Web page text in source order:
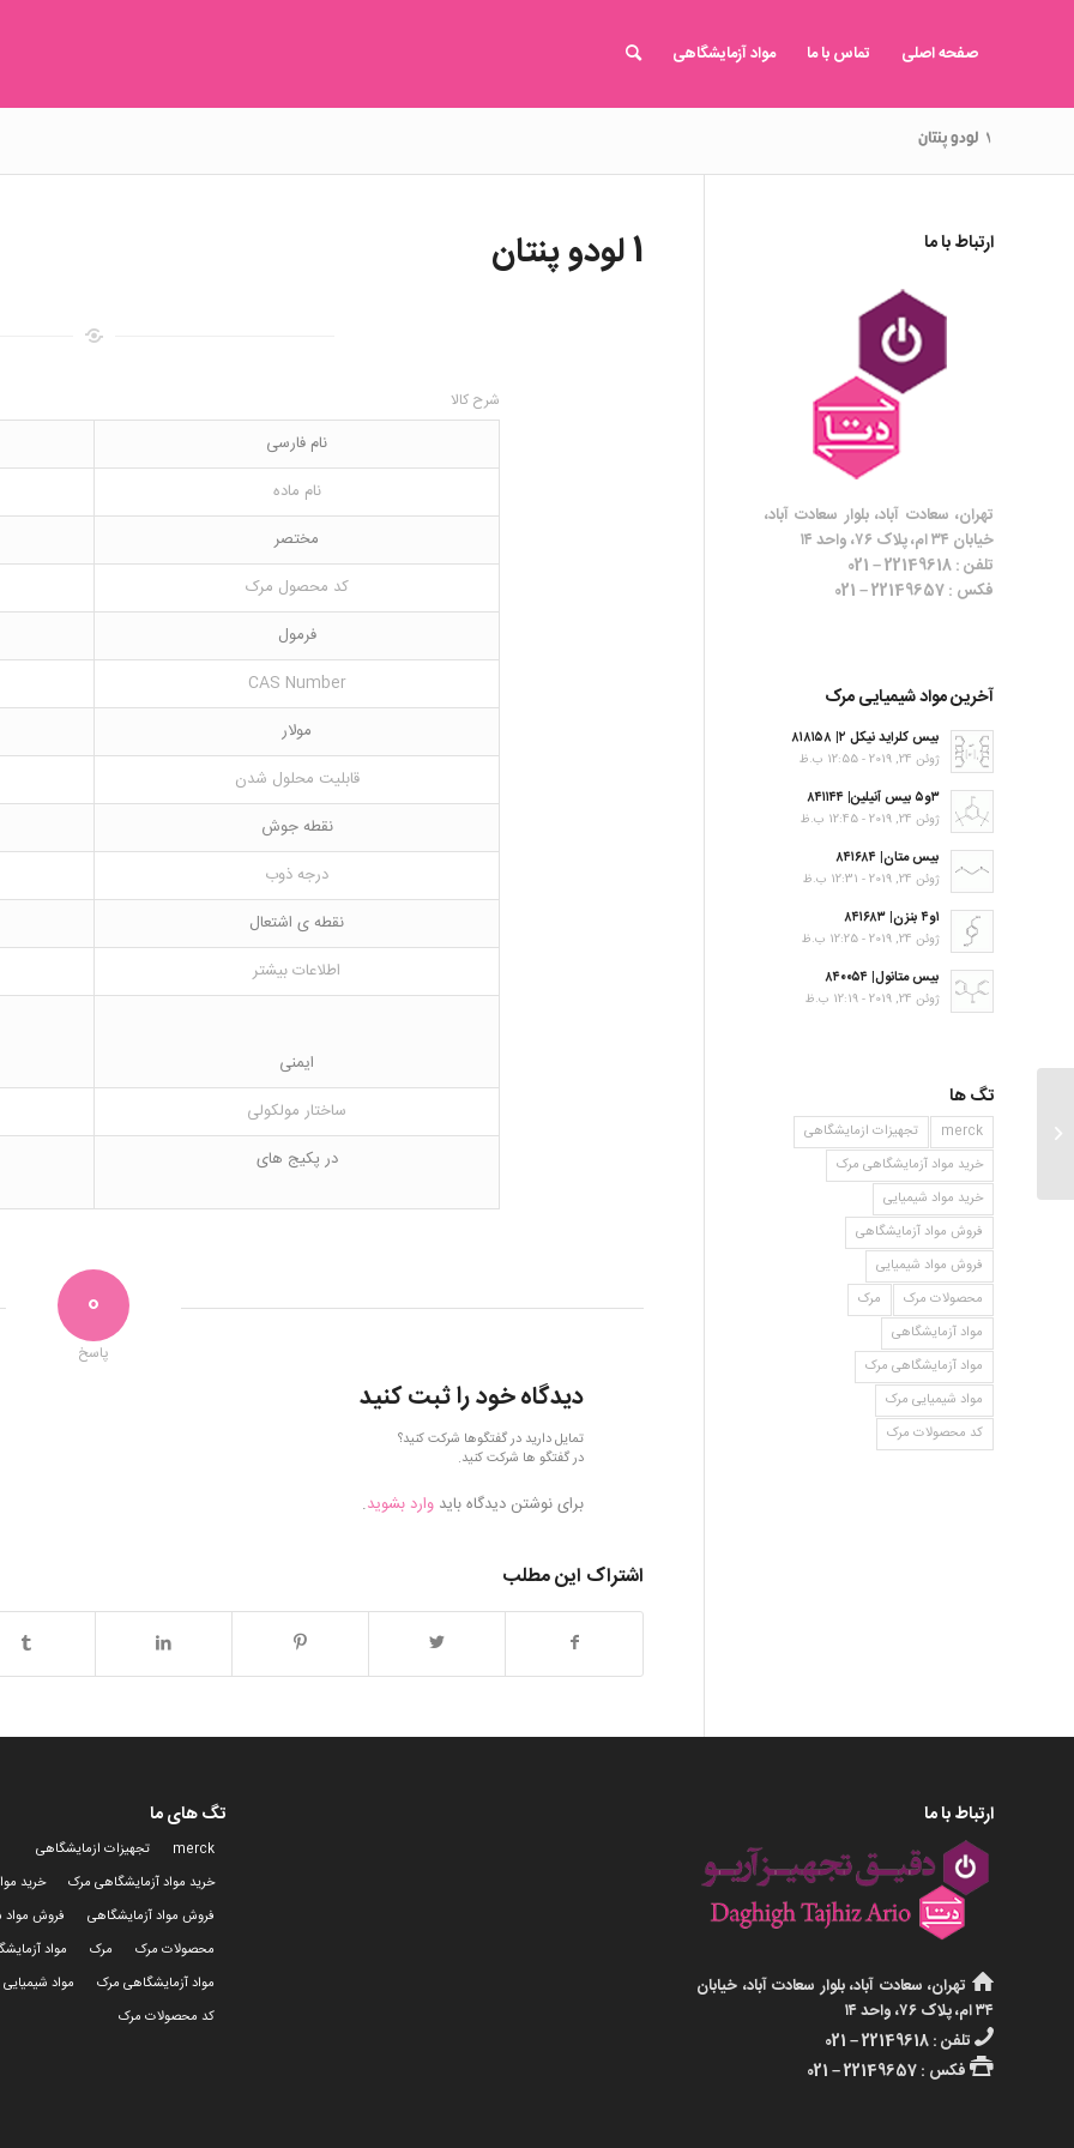
صفحه اصلی تماس با ما مواد آزمایشگاهی
۱ لودو پنتان
1 لودو پنتان
شرح کالا
نام فارسی
نام ماده
مختصر
کد محصول مرک
فرمول
CAS Number
مولار
قابلیت محلول شدن
نقطه جوش
درجه ذوب
نقطه ی اشتعال
اطلاعات بیشتر
ایمنی
ساختار مولکولی
در پکیج های
0
پاسخ
دیدگاه خود را ثبت کنید
تمایل دارید در گفتگوها شرکت کنید؟
در گفتگو ها شرکت کنید.
برای نوشتن دیدگاه باید وارد بشوید.
اشتراک این مطلب
ارتباط با ما
تهران، سعادت آباد، بلوار سعادت آباد،
خیابان ۳۴ ام، پلاک ۷۶، واحد ۱۴
تلفن : 22149618 – 021
فکس : 22149657 – 021
آخرین مواد شیمیایی مرک
بیس کلراید نیکل ۲| ۸۱۸۱۵۸
ژوئن 24, 2019 - 12:55 ب.ظ
۳و۵ بیس آنیلین| ۸۴۱۱۴۴
ژوئن 24, 2019 - 12:45 ب.ظ
بیس متان| ۸۴۱۶۸۴
ژوئن 24, 2019 - 12:31 ب.ظ
۱و۴ بنزن| ۸۴۱۶۸۳
ژوئن 24, 2019 - 12:25 ب.ظ
بیس متانول| ۸۴۰۰۵۴
ژوئن 24, 2019 - 12:19 ب.ظ
تگ ها
merck
تجهیزات ازمایشگاهی
خرید مواد آزمایشگاهی مرک
خرید مواد شیمیایی
فروش مواد آزمایشگاهی
فروش مواد شیمیایی
محصولات مرک
مرک
مواد آزمایشگاهی
مواد آزمایشگاهی مرک
مواد شیمیایی مرک
کد محصولات مرک
ارتباط با ما
تهران، سعادت آباد، بلوار سعادت آباد، خیابان
۳۴ ام، پلاک ۷۶، واحد ۱۴
تلفن : 22149618 – 021
فکس : 22149657 – 021
تگ های ما
merck
تجهیزات ازمایشگاهی
خرید مواد آزمایشگاهی مرک
خرید
فروش مواد آزمایشگاهی
فروش مواد
محصولات مرک
مرک
مواد
مواد آزمایشگاهی مرک
مواد
کد محصولات مرک